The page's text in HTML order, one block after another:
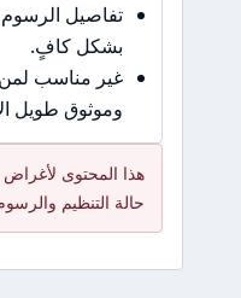
تفاصيل
بشكل كافٍ.
غير مناسب
وموثوق طويل
هذا المحتوى
حالة التنظيم